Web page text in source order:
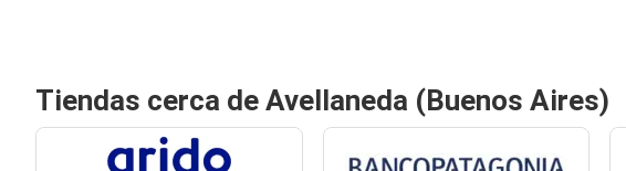
Tiendas cerca de Avellaneda (Buenos Aires)